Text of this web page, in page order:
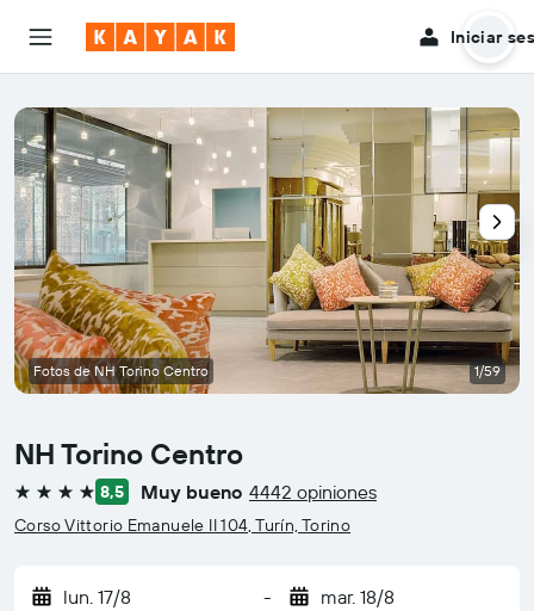
Iniciar
NH Torino Centro
4 estrellas8,5 Muy bueno 4442 opiniones
Corso Vittorio Emanuele II 104, Turín, Torino
lun. 17/8 - mar. 18/8
Fotos de NH Torino Centro 1/59